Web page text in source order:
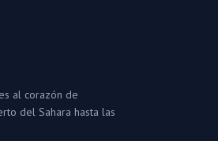
al corazón de
del Sahara hasta las